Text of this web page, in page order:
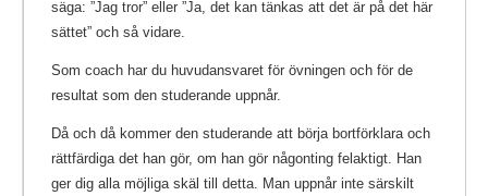
säga: ”Jag tror” eller ”Ja, det kan tänkas att det är på det här
sättet” och så vidare.
Som coach har du huvudansvaret för övningen och för de
resultat som den studerande uppnår.
Då och då kommer den studerande att börja bortförklara och
rättfärdiga det han gör, om han gör någonting felaktigt. Han
ger dig alla möjliga skäl till detta. Man uppnår inte särskilt